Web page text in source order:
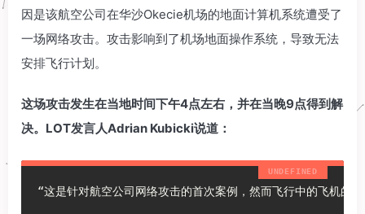
因是该航空公司在华沙Okecie机场的地面计算机系统遭受了
一场网络攻击。攻击影响到了机场地面操作系统，导致无法
安排飞行计划。
这场攻击发生在当地时间下午4点左右，并在当晚9点得到解
决。LOT发言人Adrian Kubicki说道：
“这是针对航空公司网络攻击的首次案例，然而飞行中的飞机的